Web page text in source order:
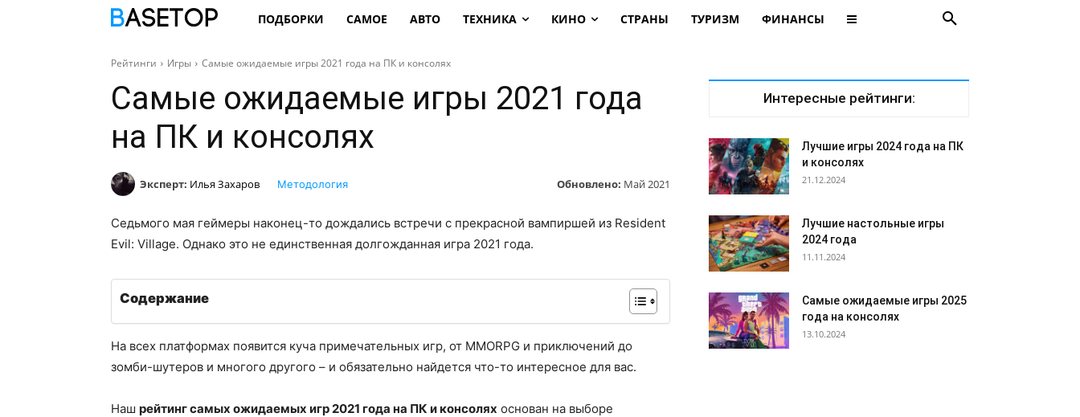
ПОДБОРКИ САМОЕ АВТО ТЕХНИКА КИНО СТРАНЫ ТУРИЗМ ФИНАНСЫ
Рейтинги Игры Самые ожидаемые игры 2021 года на ПК и консолях
Самые ожидаемые игры 2021 года
на ПК и консолях
Эксперт: Илья Захаров Обновлено: Май 2021
Методология
Седьмого мая геймеры наконец-то дождались встречи с прекрасной вампиршей из Resident
Evil: Village. Однако это не единственная долгожданная игра 2021 года.
Содержание
На всех платформах появится куча примечательных игр, от MMORPG и приключений до
зомби-шутеров и многого другого – и обязательно найдется что-то интересное для вас.
Наш рейтинг самых ожидаемых игр 2021 года на ПК и консолях основан на выборе
Интересные рейтинги:
Лучшие игры 2024 года на ПК
и консолях
21.12.2024
Лучшие настольные игры
2024 года
11.11.2024
Самые ожидаемые игры 2025
года на консолях
13.10.2024